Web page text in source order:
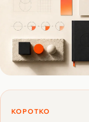
КОРОТКО